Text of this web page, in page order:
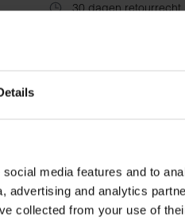
media features and to
advertising and analytics
collected from your use of
30 dagen retourrecht
Geribbelde tanktop met
van biologisch katoen
door. Perfect voor
Materiaal: 95% biologisch
Het model op de foto is